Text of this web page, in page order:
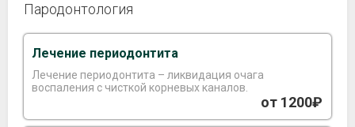
Пародонтология
Лечение периодонтита
Лечение периодонтита – ликвидация очага
воспаления с чисткой корневых каналов.
от 1200₽